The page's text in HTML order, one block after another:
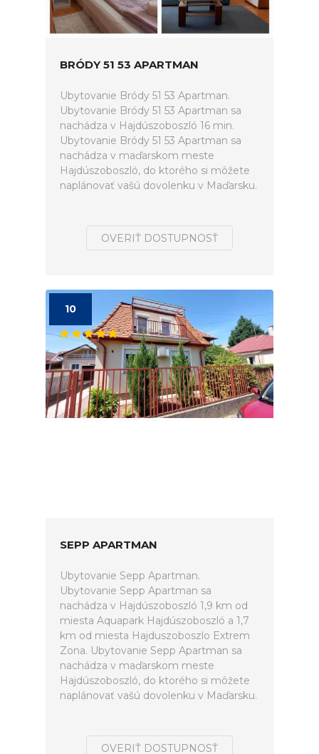
BRÓDY 51 53 APARTMAN
Ubytovanie Bródy 51 53 Apartman.
Ubytovanie Bródy 51 53 Apartman sa
nachádza v Hajdúszoboszló 16 min.
Ubytovanie Bródy 51 53 Apartman sa
nachádza v maďarskom meste
Hajdúszoboszló, do ktorého si môžete
naplánovať vašú dovolenku v Maďarsku.
OVERIŤ DOSTUPNOSŤ
10
SEPP APARTMAN
Ubytovanie Sepp Apartman.
Ubytovanie Sepp Apartman sa
nachádza v Hajdúszoboszló 1,9 km od
miesta Aquapark Hajdúszoboszló a 1,7
km od miesta Hajduszoboszlo Extrem
Zona. Ubytovanie Sepp Apartman sa
nachádza v maďarskom meste
Hajdúszoboszló, do ktorého si môžete
naplánovať vašú dovolenku v Maďarsku.
OVERIŤ DOSTUPNOSŤ